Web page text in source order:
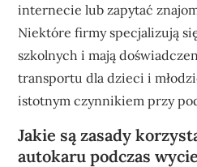
internecie lub zapytać
Niektóre firmy specjalizują
szkolnych i mają
transportu dla dzieci i
istotnym czynnikiem przy
Jakie są zasady
autokaru podczas